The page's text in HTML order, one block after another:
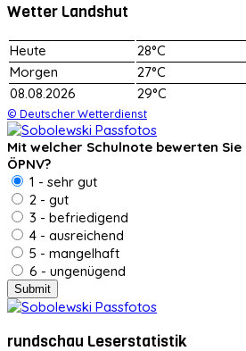
Wetter Landshut
Heute
28°C
Morgen
27°C
08.08.2026
29°C
© Deutscher Wetterdienst
Mit welcher Schulnote bewerten
ÖPNV?
1 - sehr gut
2 - gut
3 - befriedigend
4 - ausreichend
5 - mangelhaft
6 - ungenügend
rundschau Leserstatistik